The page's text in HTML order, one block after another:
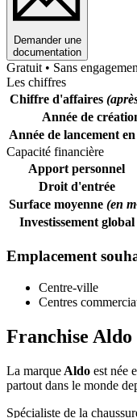
Demander une
documentation
Gratuit • Sans
Les chiffres
Chiffre d'affaires
Année de
Année de lancement en
Capacité financière
Apport personnel
Droit d'entrée
Surface moyenne (en
Investissement global
Emplacement
Centre-ville
Centres
Franchise
La marque Aldo est née
partout dans le monde
Spécialiste de la